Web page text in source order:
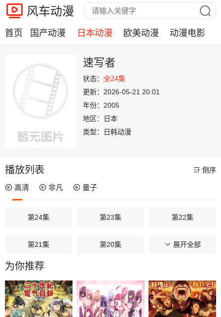
风车动漫
首页 国产动漫 日本动漫 欧美动漫 动漫电影
速写者
状态： 全24集
更新： 2026-05-21 20:01
年份： 2005
地区：
日本
类型：
日韩动漫
播放列表 倒序
高清 非凡 量子
第24集 第23集 第22集
第21集 第20集 第19集
第18集
第15集 第14集 第13集
展开全部
为你推荐